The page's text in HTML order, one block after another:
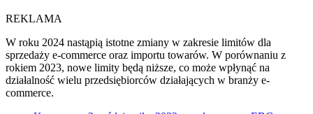
REKLAMA
W roku 2024 nastąpią istotne zmiany w zakresie limitów dla
sprzedaży e-commerce oraz importu towarów. W porównaniu z
rokiem 2023, nowe limity będą niższe, co może wpłynąć na
działalność wielu przedsiębiorców działających w branży e-
commerce.